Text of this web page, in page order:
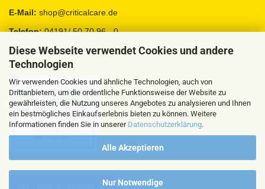
Diese Webseite verwendet Cookies und andere
Technologien
Wir verwenden Cookies und ähnliche Technologien, auch von
Drittanbietern, um die ordentliche Funktionsweise der Website zu
gewährleisten, die Nutzung unseres Angebotes zu analysieren und Ihnen
ein bestmögliches Einkaufserlebnis bieten zu können. Weitere
Informationen finden Sie in unserer Datenschutzerklärung.
Alle Akzeptieren
Nur Notwendige
E-Mail: shop@criticalcare.de
Telefon:04191/ 50 70 96 - 0
Fax:04191 / 95 88 92
VERTRAG WIDERRUFEN